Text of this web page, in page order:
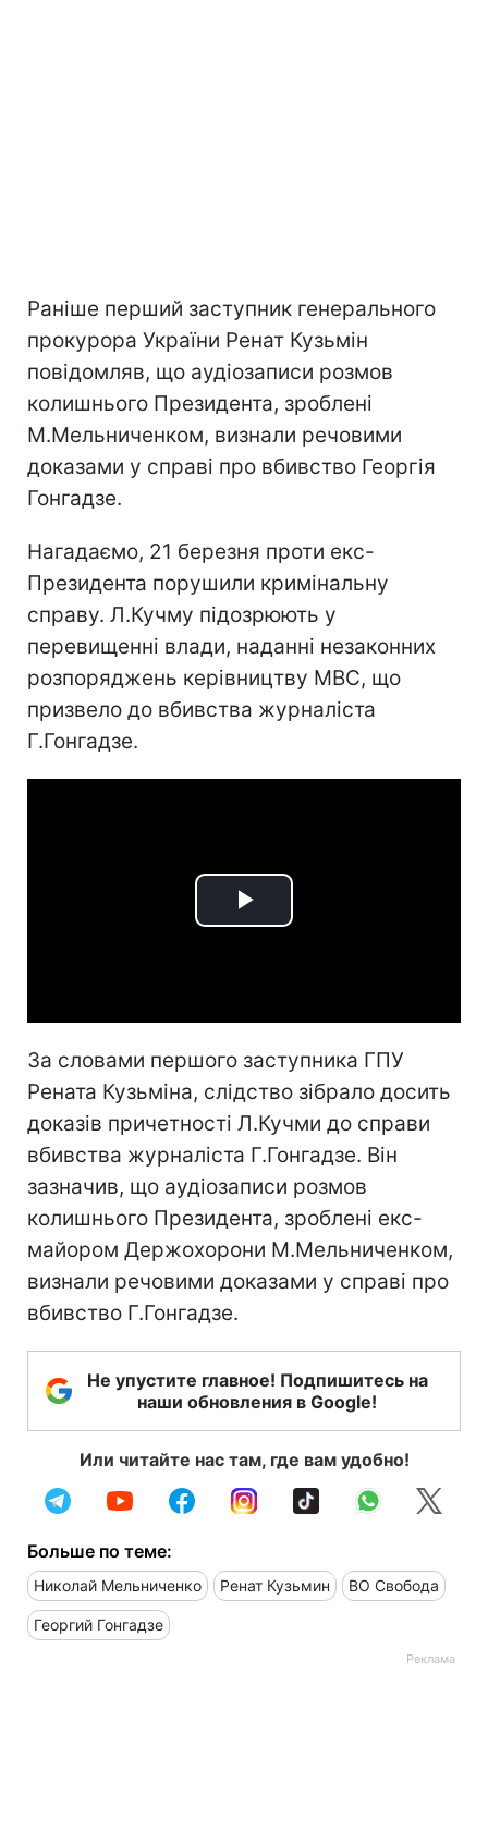
Раніше перший заступник генерального
прокурора України Ренат Кузьмін
повідомляв, що аудіозаписи розмов
колишнього Президента, зроблені
М.Мельниченком, визнали речовими
доказами у справі про вбивство Георгія
Гонгадзе.
Нагадаємо, 21 березня проти екс-
Президента порушили кримінальну
справу. Л.Кучму підозрюють у
перевищенні влади, наданні незаконних
розпоряджень керівництву МВС, що
призвело до вбивства журналіста
Г.Гонгадзе.
Play
За словами першого заступника ГПУ
Рената Кузьміна, слідство зібрало досить
доказів причетності Л.Кучми до справи
вбивства журналіста Г.Гонгадзе. Він
зазначив, що аудіозаписи розмов
колишнього Президента, зроблені екс-
майором Держохорони М.Мельниченком,
визнали речовими доказами у справі про
вбивство Г.Гонгадзе.
Не упустите главное! Подпишитесь на
наши обновления в Google!
Или читайте нас там, где вам удобно!
Больше по теме:
Николай Мельниченко Ренат Кузьмин ВО Свобода
Георгий Гонгадзе